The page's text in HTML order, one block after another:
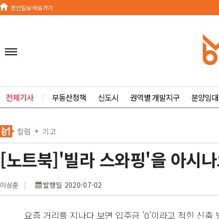
경인일보 바로가기
전체기사 ㅣ 부동산정책 신도시 권역별 개발지구 분양임대
칼럼 기고
[노트북]'빌라 스와핑'을 아시
이상훈 발행일 2020-07-02
요즘 거리를 지나다 보면 입주금 '0'이라고 적힌 신축